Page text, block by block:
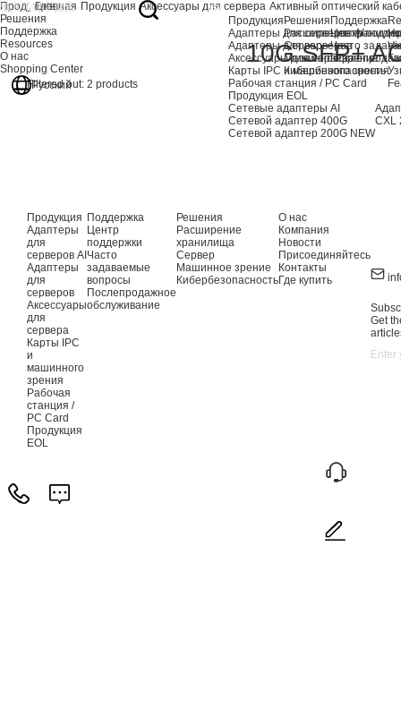
Продукция
Адаптеры для серверов AI
Адаптеры для серверов
Аксессуары для сервера
Карты IPC и машинного зрения
Рабочая станция / PC Card
Продукция EOL
Сетевые адаптеры AI
Сетевой адаптер 400G
Сетевой адаптер 200G NEW
CXL
Решения
Расширение
Сервер
Машинное зрение
Кибербезопасность
Поддержка
Центр
Часто
Продукция
Решения
Поддержка
Resources
О нас
Shopping Center
Русский
Главная Продукция Аксессуары для сервера Активный оптический
10G SFP+
Filtered out: 2 products
Продукция
Адаптеры
для
серверов AI
Адаптеры
для
серверов
Аксессуары
для
сервера
Карты IPC
и
машинного
зрения
Рабочая
станция /
PC Card
Продукция
EOL
Поддержка
Центр
поддержки
Часто
задаваемые
вопросы
Послепродажное
обслуживание
Решения
Расширение
хранилища
Сервер
Машинное зрение
Кибербезопасность
О нас
Компания
Новости
Присоединяйтесь
Контакты
Где купить
Get